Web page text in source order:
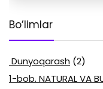
Bo’limlar
Dunyoqarash (2)
1-bob. NATURAL VA